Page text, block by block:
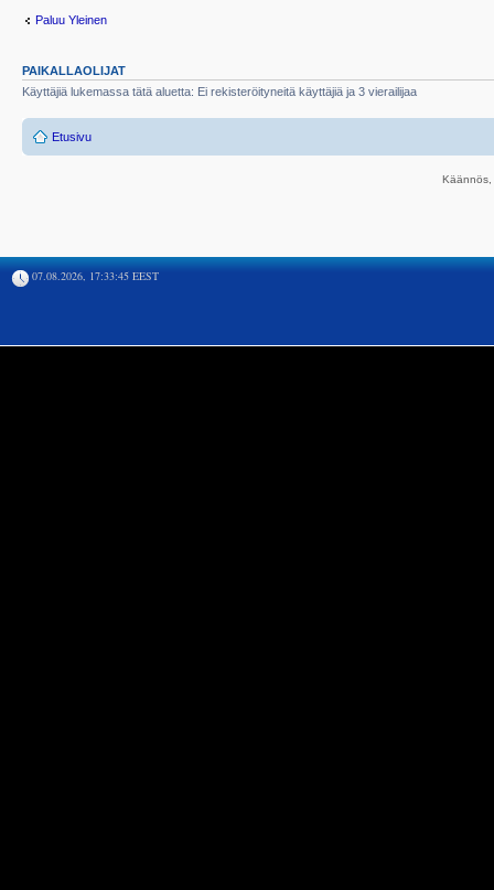
Paluu Yleinen
PAIKALLAOLIJAT
Käyttäjiä lukemassa tätä aluetta: Ei rekisteröityneitä käyttäjiä ja 3 vierailijaa
Etusivu
07.08.2026, 17:33:45 EEST